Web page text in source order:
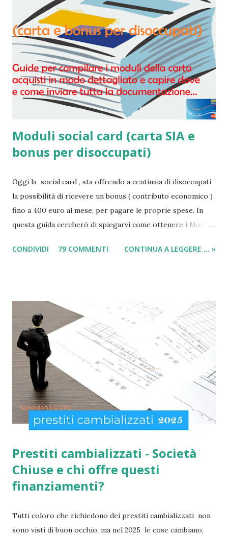
Moduli social card (carta SIA e
bonus per disoccupati)
Oggi la social card , sta offrendo a centinaia di disoccupati
la possibilità di ricevere un bonus ( contributo economico )
fino a 400 euro al mese, per pagare le proprie spese. In
questa guida cercherò di spiegarvi come ottenere i Moduli
(per il sussidio di 400 euro al mese per nucleo familiare),
con più di 65 anni d'età e minori fino a 3 anni di età. Infatti
come indicato per quest’ultimi è necessario fare domanda
per la social card acquisti straordinaria ). Per chi non lo
sapesse, tutto è gestito e determinato in base alle norme
imposte con la nuova legge di aiuto e sostegno per le
famiglie italiane. Ricordo che le domande potranno essere
presentate da tutti i cittadini italiani, cittadini comunitari e
anche extracom...
CONDIVIDI 79 COMMENTI CONTINUA A LEGGERE ... »
Prestiti cambializzati - Società
Chiuse e chi offre questi
finanziamenti?
Tutti coloro che richiedono dei prestiti cambializzati non
sono visti di buon occhio, ma nel 2025 le cose cambiano,